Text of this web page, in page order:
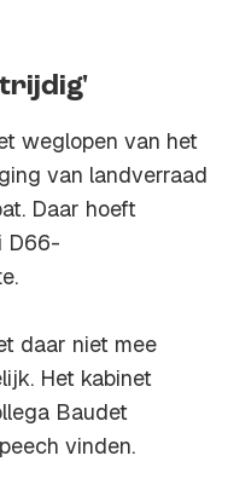
weglopen van het
van landverraad
Daar hoeft
D66-
daar niet mee
Het kabinet
Baudet
vinden.